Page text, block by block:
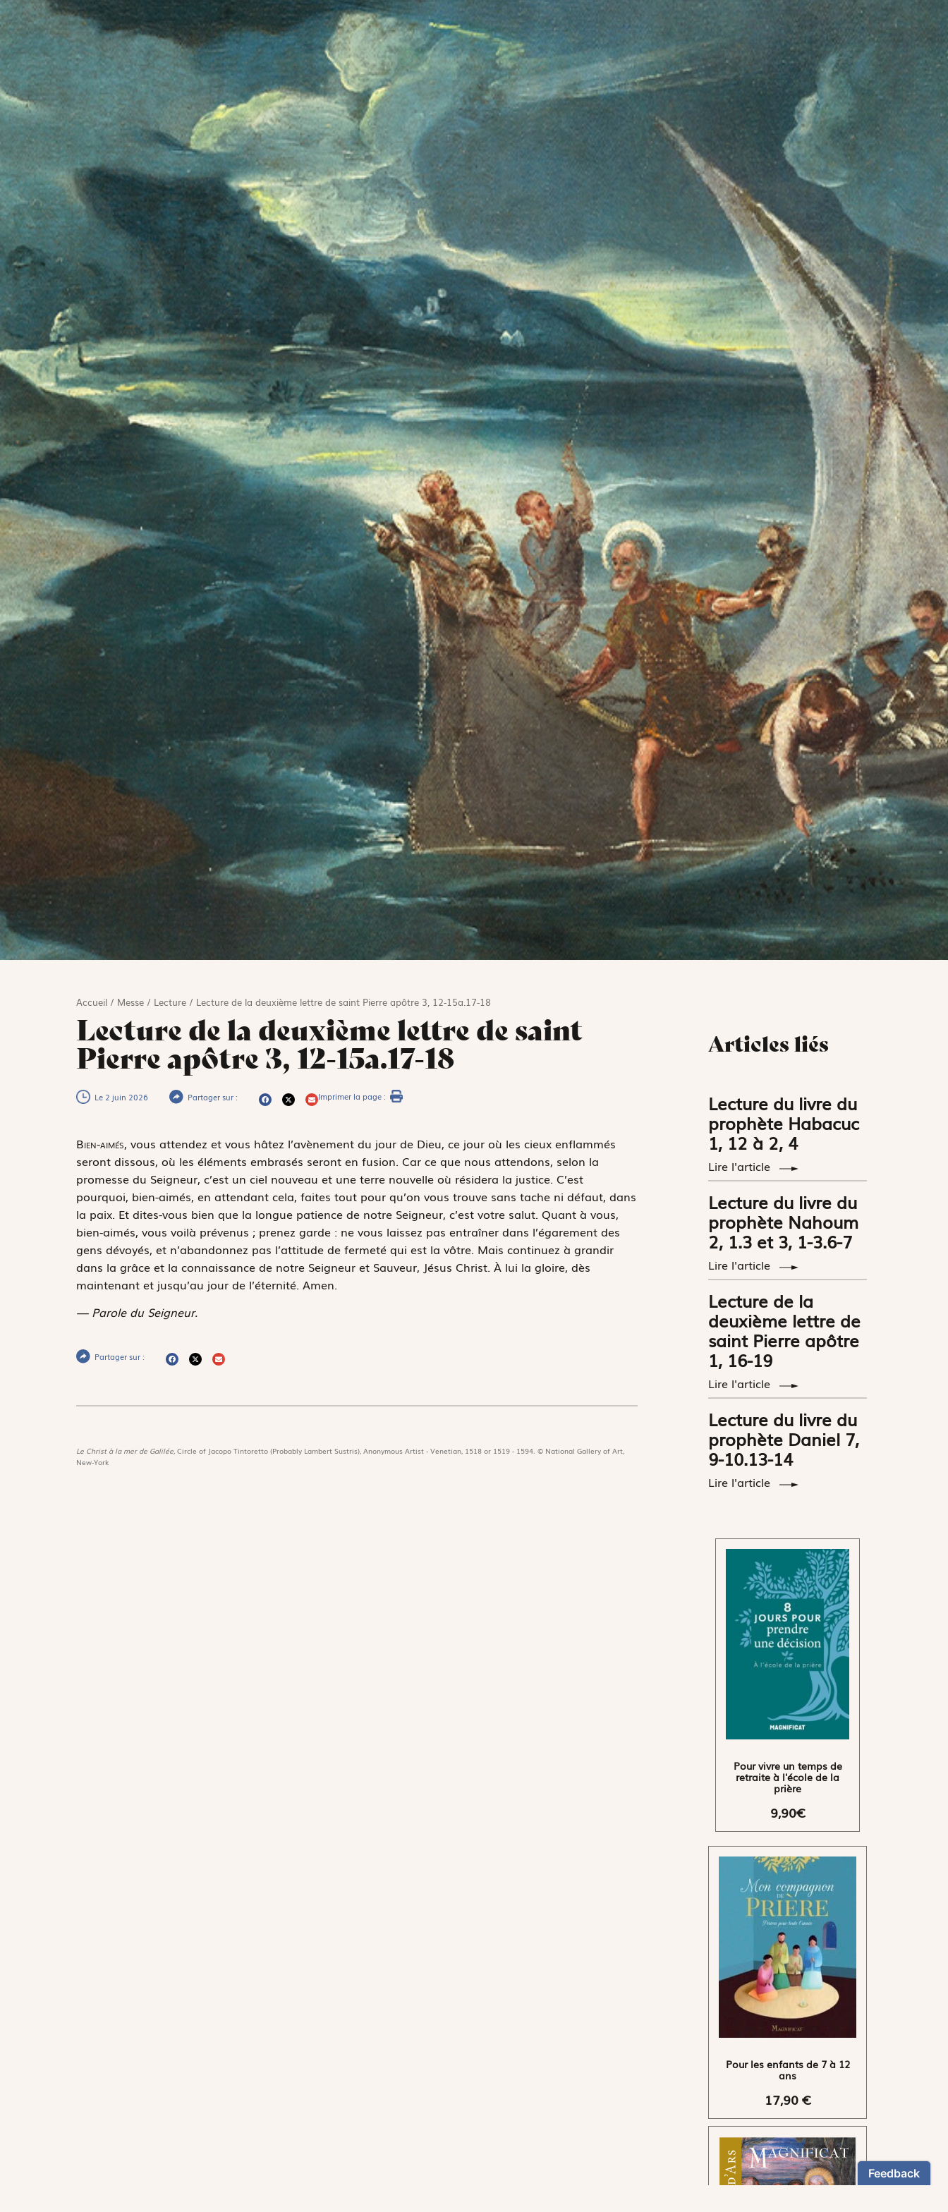
Accueil/ Messe/ Lecture/ Lecture de la deuxième lettre de saint Pierre apôtre 3, 12-15a.17-18
Lecture de la deuxième lettre de saint
Pierre apôtre 3, 12-15a.17-18
Le 2 juin 2026 Partager sur : Imprimer la page :
Bien-aimés, vous attendez et vous hâtez l’avènement du jour de Dieu, ce jour où les cieux enflammés
seront dissous, où les éléments embrasés seront en fusion. Car ce que nous attendons, selon la
promesse du Seigneur, c’est un ciel nouveau et une terre nouvelle où résidera la justice. C’est
pourquoi, bien-aimés, en attendant cela, faites tout pour qu’on vous trouve sans tache ni défaut, dans
la paix. Et dites-vous bien que la longue patience de notre Seigneur, c’est votre salut. Quant à vous,
bien-aimés, vous voilà prévenus ; prenez garde : ne vous laissez pas entraîner dans l’égarement des
gens dévoyés, et n’abandonnez pas l’attitude de fermeté qui est la vôtre. Mais continuez à grandir
dans la grâce et la connaissance de notre Seigneur et Sauveur, Jésus Christ. À lui la gloire, dès
maintenant et jusqu’au jour de l’éternité. Amen.
— Parole du Seigneur.
Partager sur :
Le Christ à la mer de Galilée, Circle of Jacopo Tintoretto (Probably Lambert Sustris), Anonymous Artist - Venetian, 1518 or 1519 - 1594. © National Gallery of Art,
New-York
Articles liés
Lecture du livre du
prophète Habacuc
1, 12 à 2, 4
Lire l'article
Lecture du livre du
prophète Nahoum
2, 1.3 et 3, 1-3.6-7
Lire l'article
Lecture de la
deuxième lettre de
saint Pierre apôtre
1, 16-19
Lire l'article
Lecture du livre du
prophète Daniel 7,
9-10.13-14
Lire l'article
Pour vivre un temps de
retraite à l'école de la
prière
9,90€
Pour les enfants de 7 à 12
ans
17,90 €